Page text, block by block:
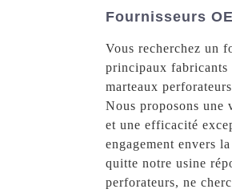
Fournisseurs
Vous recherchez un
principaux fabricants
marteaux
Nous proposons une
et une efficacité
engagement envers
quitte notre usine
perforateurs, ne